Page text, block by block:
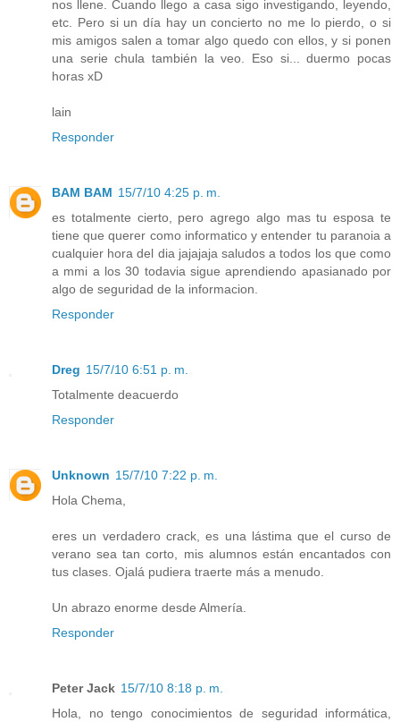
nos llene. Cuando llego a casa sigo investigando, leyendo,
etc. Pero si un día hay un concierto no me lo pierdo, o si
mis amigos salen a tomar algo quedo con ellos, y si ponen
una serie chula también la veo. Eso si... duermo pocas
horas xD
lain
Responder
BAM BAM 15/7/10 4:25 p. m.
es totalmente cierto, pero agrego algo mas tu esposa te
tiene que querer como informatico y entender tu paranoia a
cualquier hora del dia jajajaja saludos a todos los que como
a mmi a los 30 todavia sigue aprendiendo apasianado por
algo de seguridad de la informacion.
Responder
Dreg 15/7/10 6:51 p. m.
Totalmente deacuerdo
Responder
Unknown 15/7/10 7:22 p. m.
Hola Chema,
eres un verdadero crack, es una lástima que el curso de
verano sea tan corto, mis alumnos están encantados con
tus clases. Ojalá pudiera traerte más a menudo.
Un abrazo enorme desde Almería.
Responder
Peter Jack 15/7/10 8:18 p. m.
Hola, no tengo conocimientos de seguridad informática,